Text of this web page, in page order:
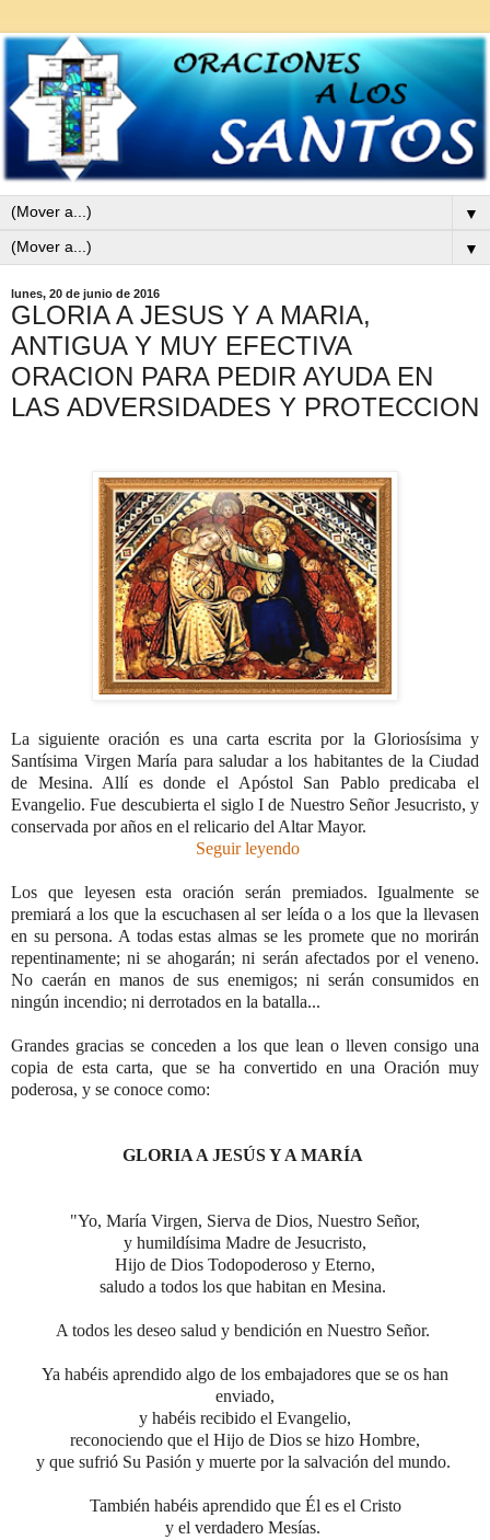
▼
▼
lunes, 20 de junio de 2016
GLORIA A JESUS Y A MARIA,
ANTIGUA Y MUY EFECTIVA
ORACION PARA PEDIR AYUDA EN
LAS ADVERSIDADES Y PROTECCION
La siguiente oración es una carta escrita por la Gloriosísima y
Santísima Virgen María para saludar a los habitantes de la Ciudad
de Mesina. Allí es donde el Apóstol San Pablo predicaba el
Evangelio. Fue descubierta el siglo I de Nuestro Señor Jesucristo, y
conservada por años en el relicario del Altar Mayor.
Seguir leyendo
Los que leyesen esta oración serán premiados. Igualmente se
premiará a los que la escuchasen al ser leída o a los que la llevasen
en su persona. A todas estas almas se les promete que no morirán
repentinamente; ni se ahogarán; ni serán afectados por el veneno.
No caerán en manos de sus enemigos; ni serán consumidos en
ningún incendio; ni derrotados en la batalla...
Grandes gracias se conceden a los que lean o lleven consigo una
copia de esta carta, que se ha convertido en una Oración muy
poderosa, y se conoce como:
GLORIA A JESÚS Y A MARÍA
"Yo, María Virgen, Sierva de Dios, Nuestro Señor,
y humildísima Madre de Jesucristo,
Hijo de Dios Todopoderoso y Eterno,
saludo a todos los que habitan en Mesina.
A todos les deseo salud y bendición en Nuestro Señor.
Ya habéis aprendido algo de los embajadores que se os han
enviado,
y habéis recibido el Evangelio,
reconociendo que el Hijo de Dios se hizo Hombre,
y que sufrió Su Pasión y muerte por la salvación del mundo.
También habéis aprendido que Él es el Cristo
y el verdadero Mesías.